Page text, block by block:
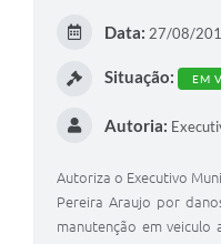
Data: 27/08/
Situação: EM
Autoria:
Autoriza o Executivo
Pereira Araujo por
manutenção em